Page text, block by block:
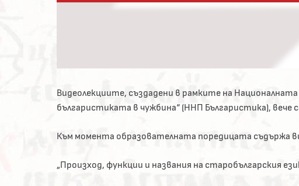
Видеолекциите, създадени в рамките на
българистиката в чужбина“ (ННП Българистика),
Към момента образователната поредицата съдържа
„Произход, функции и названия на старобългарския